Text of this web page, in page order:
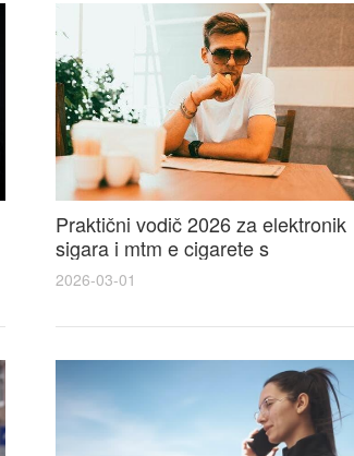
Praktični vodič 2026 za elektronik
sigara i mtm e cigarete s
usporedbom, recenzijama i
savjetima
2026-03-01